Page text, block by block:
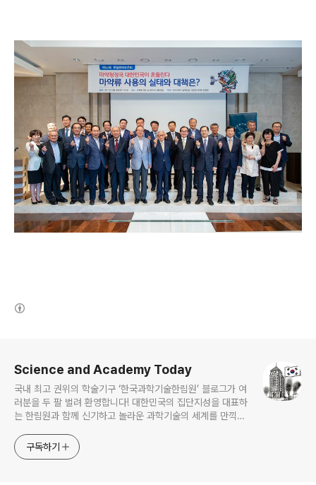
Science and Academy Today
국내 최고 권위의 학술기구 ‘한국과학기술한림원’ 블로그가 여
러분을 두 팔 벌려 환영합니다! 대한민국의 집단지성을 대표하
는 한림원과 함께 신기하고 놀라운 과학기술의 세계를 만끽하
구독하기